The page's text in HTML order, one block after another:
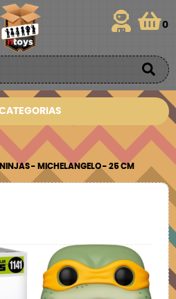
0
- MICHELANGELO - 25 CM